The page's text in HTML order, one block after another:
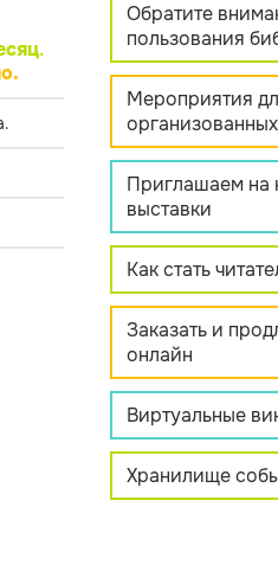
.
Обратите
пользования
Мероприятия
Приглашаем на
выставки
Как стать
Заказать и
онлайн
Виртуальные
Хранилище